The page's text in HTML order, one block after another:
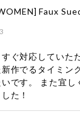
ぐ対応していた
作でるタイミン
です。 また宜し
た！